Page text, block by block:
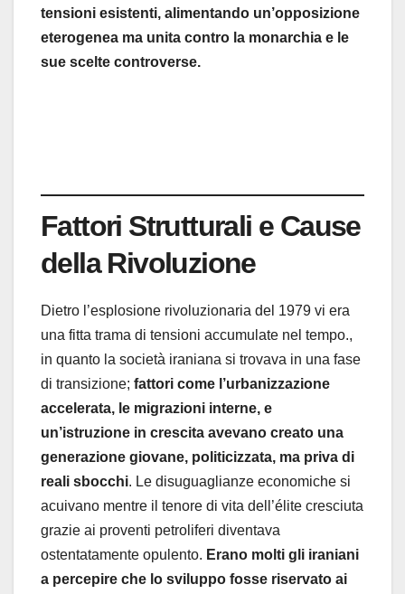
tensioni esistenti, alimentando un’opposizione
eterogenea ma unita contro la monarchia e le
sue scelte controverse.
Fattori Strutturali e Cause
della Rivoluzione
Dietro l’esplosione rivoluzionaria del 1979 vi era
una fitta trama di tensioni accumulate nel tempo.,
in quanto la società iraniana si trovava in una fase
di transizione; fattori come l’urbanizzazione
accelerata, le migrazioni interne, e
un’istruzione in crescita avevano creato una
generazione giovane, politicizzata, ma priva di
reali sbocchi. Le disuguaglianze economiche si
acuivano mentre il tenore di vita dell’élite cresciuta
grazie ai proventi petroliferi diventava
ostentatamente opulento. Erano molti gli iraniani
a percepire che lo sviluppo fosse riservato ai